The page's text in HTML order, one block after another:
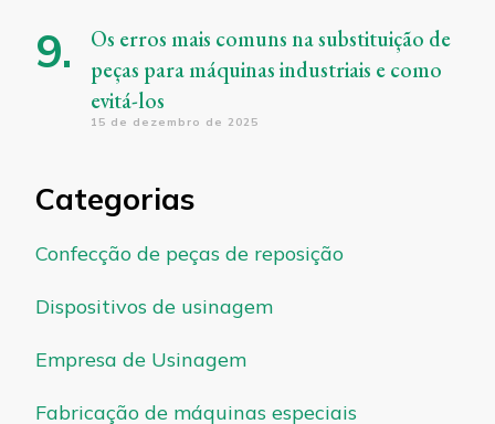
Os erros mais comuns na substituição de
peças para máquinas industriais e como
evitá-los
15 de dezembro de 2025
Categorias
Confecção de peças de reposição
Dispositivos de usinagem
Empresa de Usinagem
Fabricação de máquinas especiais